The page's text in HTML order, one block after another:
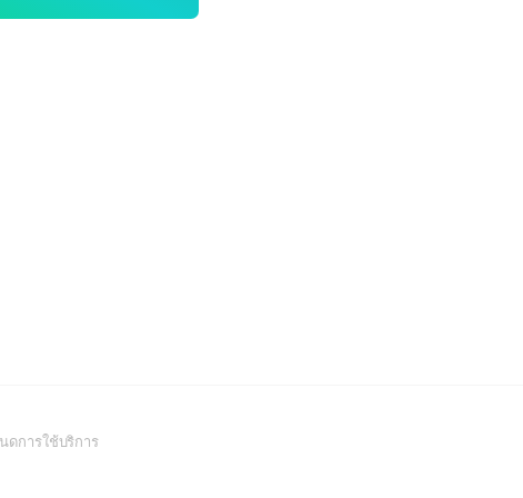
ดการใช้บริการ(Open